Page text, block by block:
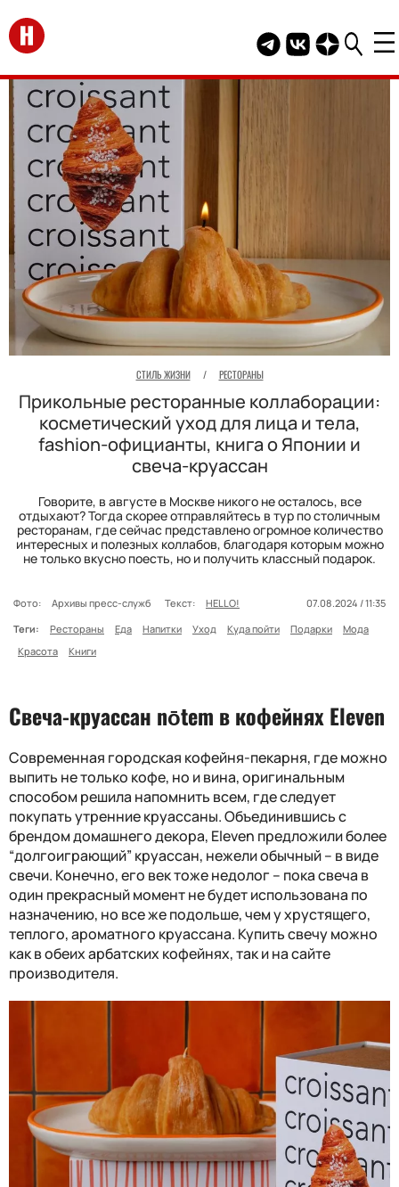
Перейти на главную
Telegram канал
Группа HELLO
Канал
СТИЛЬ ЖИЗНИ / РЕСТОРАНЫ
Прикольные ресторанные коллаборации:
косметический уход для лица и тела,
fashion-официанты, книга о Японии и
свеча-круассан
Говорите, в августе в Москве никого не осталось, все
отдыхают? Тогда скорее отправляйтесь в тур по столичным
ресторанам, где сейчас представлено огромное количество
интересных и полезных коллабов, благодаря которым можно
не только вкусно поесть, но и получить классный подарок.
Фото: Архивы пресс-служб Текст: HELLO!
07.08.2024 / 11:35
Теги:
Рестораны Еда Напитки Уход Куда пойти Подарки
Мода
Красота
Книги
Свеча-круассан nōtem в кофейнях Eleven
Современная городская кофейня-пекарня, где можно
выпить не только кофе, но и вина, оригинальным
способом решила напомнить всем, где следует
покупать утренние круассаны. Объединившись с
брендом домашнего декора, Eleven предложили более
“долгоиграющий” круассан, нежели обычный – в виде
свечи. Конечно, его век тоже недолог – пока свеча в
один прекрасный момент не будет использована по
назначению, но все же подольше, чем у хрустящего,
теплого, ароматного круассана. Купить свечу можно
как в обеих арбатских кофейнях, так и на сайте
производителя.